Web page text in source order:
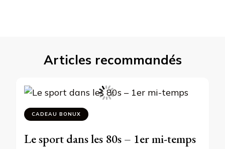
Articles recommandés
CADEAU BONUX
Le sport dans les 80s – 1er mi-temps